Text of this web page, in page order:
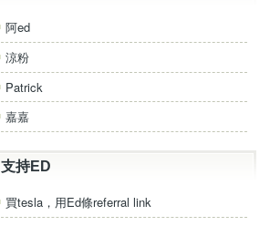
阿ed
涼粉
Patrick
嘉嘉
支持ED
買tesla，用Ed條referral link